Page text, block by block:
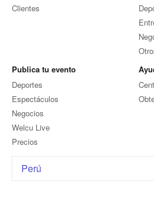
Clientes
Publica tu evento
Deportes
Espectáculos
Negocios
Welcu Live
Precios
Perú